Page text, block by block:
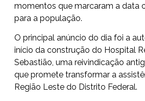
momentos que marcaram a data
para a população.
O principal anúncio do dia foi a
início da construção do Hospital
Sebastião, uma reivindicação
que promete transformar a
Região Leste do Distrito Federal.